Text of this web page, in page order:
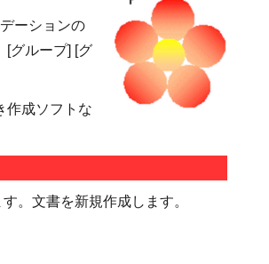
ーションの
[グループ] [グ
作成ソフトな
。文書を新規作成します。